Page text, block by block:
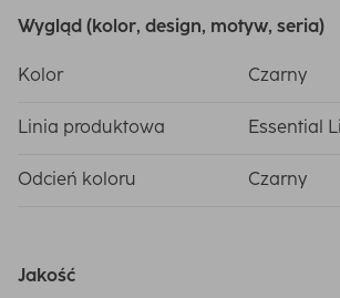
Wygląd (kolor, design, motyw, seria)
Kolor Czarny
Linia produktowa Essential
Odcień koloru Czarny
Jakość